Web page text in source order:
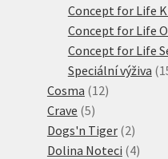
Concept for Life
Concept for Life
Concept for Life
Speciální výživa
Cosma 1212
Crave 55
produktů
Dogs'n Tiger 22
Dolina Noteci 44